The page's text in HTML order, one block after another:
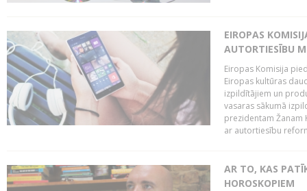
EIROPAS
AUTORTIESĪBU
Eiropas Komisija
Eiropas kultūras
izpildītājiem un
vasaras sākumā
prezidentam Žanam
ar autortiesību
AR TO, KAS
HOROSKOPIEM